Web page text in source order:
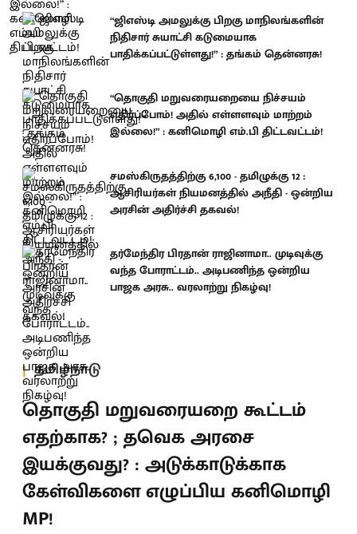
“ஜிஎஸ்டி அமலுக்கு பிறகு மாநிலங்களின்
நிதிசார் சுயாட்சி கடுமையாக
பாதிக்கப்பட்டுள்ளது!” : தங்கம் தென்னரசு!
“தொகுதி மறுவரையறையை நிச்சயம்
எதிர்ப்போம்! அதில் எள்ளளவும் மாற்றம்
இல்லை!” : கனிமொழி எம்.பி திட்டவட்டம்!
சமஸ்கிருதத்திற்கு 6,100 - தமிழுக்கு 12 :
ஆசிரியர்கள் நியமனத்தில் அநீதி - ஒன்றிய
அரசின் அதிர்ச்சி தகவல்!
தர்மேந்திர பிரதான் ராஜினாமா.. முடிவுக்கு
வந்த போராட்டம்.. அடிபணிந்த ஒன்றிய
பாஜக அரசு.. வரலாற்று நிகழ்வு!
தமிழ்நாடு
தொகுதி மறுவரையறை கூட்டம்
எதற்காக? ; தவெக அரசை
இயக்குவது? : அடுக்காடுக்காக
கேள்விகளை எழுப்பிய கனிமொழி
MP!